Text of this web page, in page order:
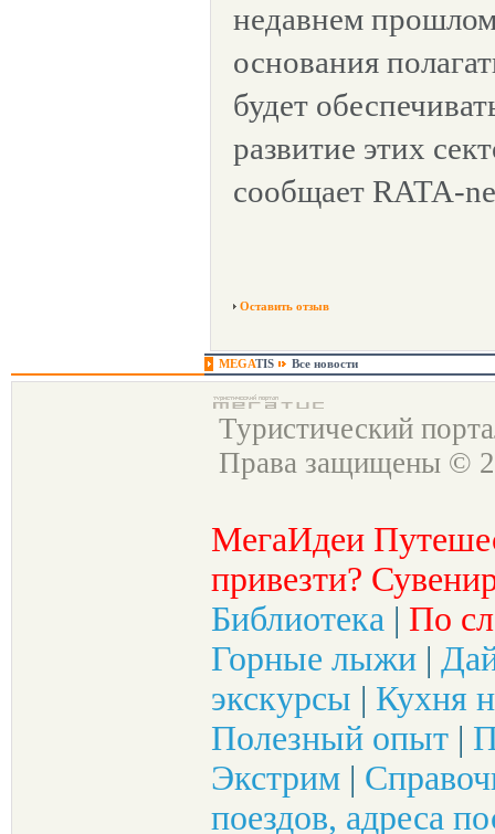
недавнем
основания
будет
развитие этих
сообщает RATA-
Оставить отзыв
MEGATIS Все новости
Туристический
Права защищены ©
МегаИдеи
привезти?
Библиотека | По
Горные лыжи |
экскурсы | Кухня
Полезный опыт |
Экстрим |
поездов, адреса